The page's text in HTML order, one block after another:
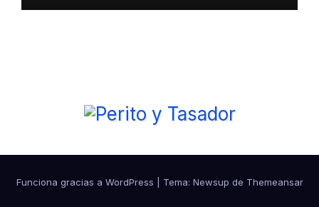
Funciona gracias a WordPress Tema: Newsup de Themeansar